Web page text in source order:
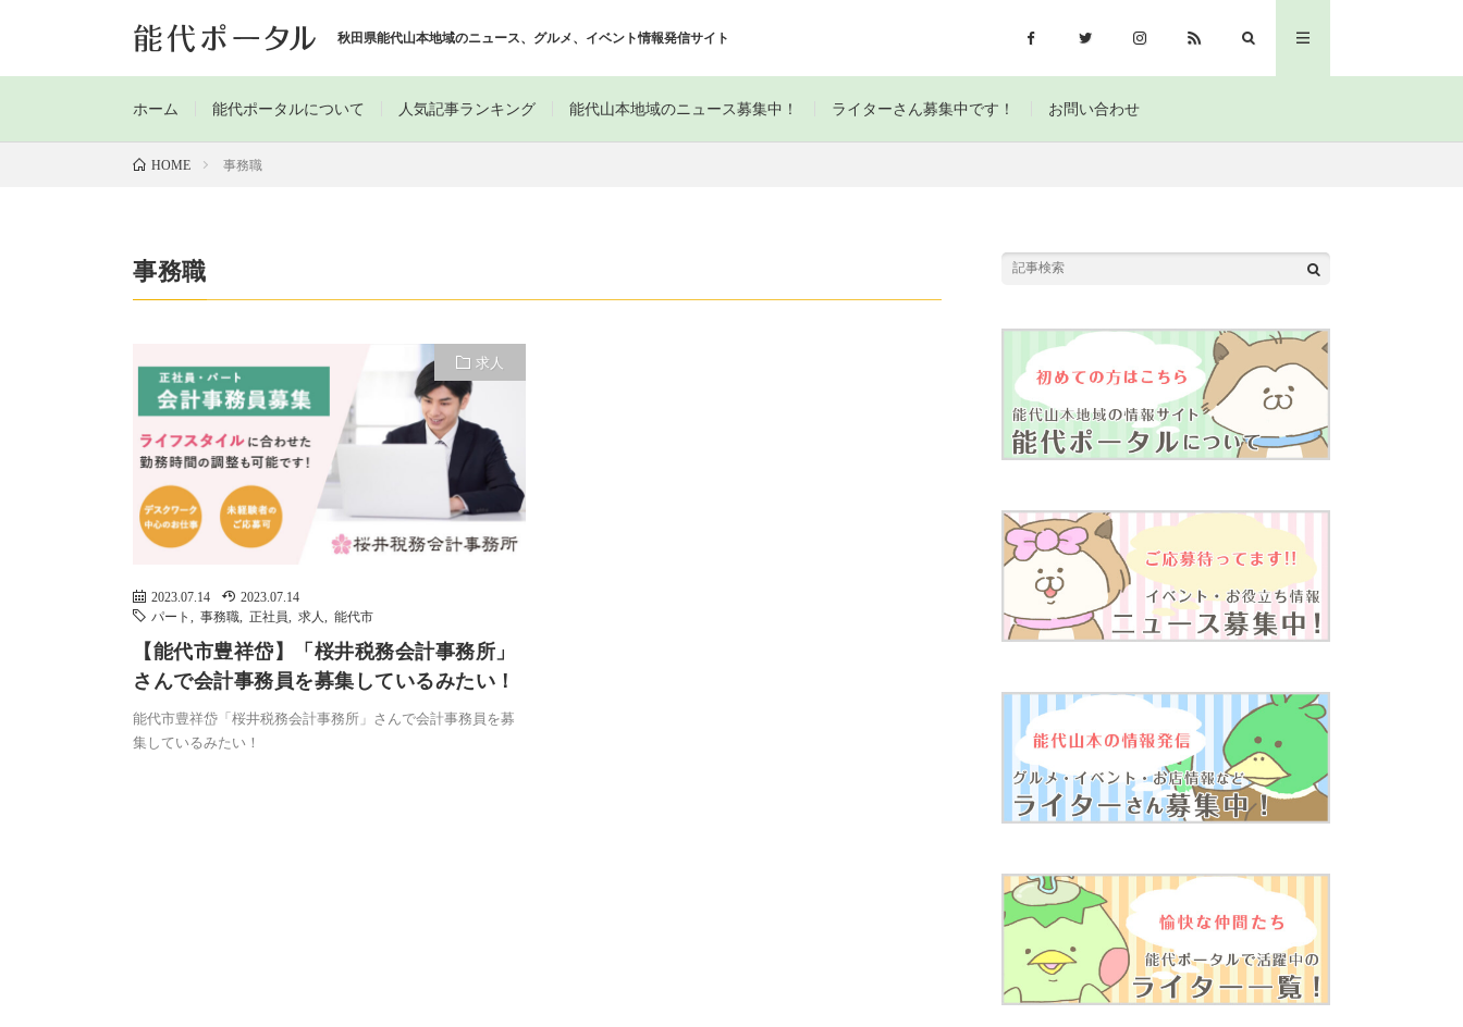
秋田県能代山本地域のニュース、グルメ、イベント情報発信サイト
ホーム 能代ポータルについて 人気記事ランキング 能代山本地域のニュース募集中！ ライターさん募集中です！ お問い合わせ
HOME 事務職
事務職
求人
2023.07.14
2023.07.14
パート
事務職 正社員 求人 能代市
【能代市豊祥岱】「桜井税務会計事務所」
さんで会計事務員を募集しているみたい！
能代市豊祥岱「桜井税務会計事務所」さんで会計事務員を募
集しているみたい！